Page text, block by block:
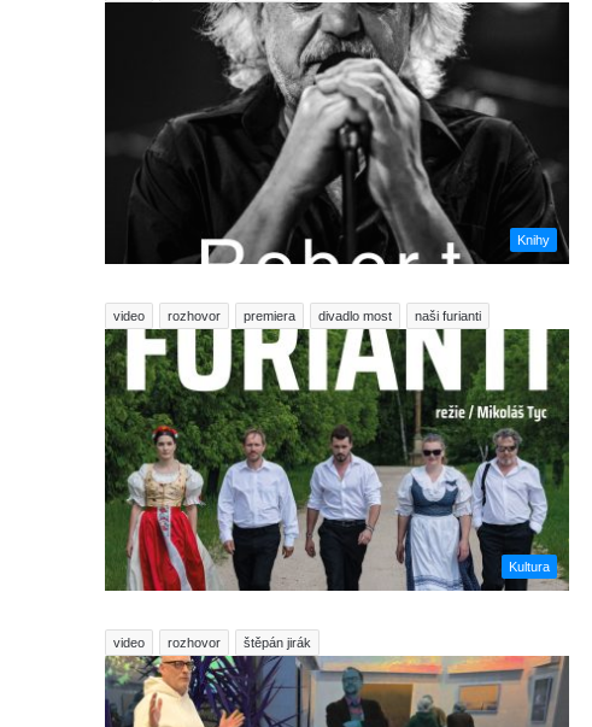
Knihy
video rozhovor premiera divadlo most naši furianti
Kultura
video rozhovor štěpán jirák